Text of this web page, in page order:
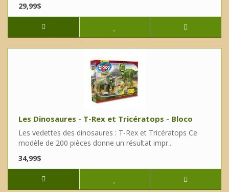
29,99$
Les Dinosaures - T-Rex et Tricératops - Bloco
Les vedettes des dinosaures : T-Rex et Tricératops Ce
modèle de 200 pièces donne un résultat impr..
34,99$